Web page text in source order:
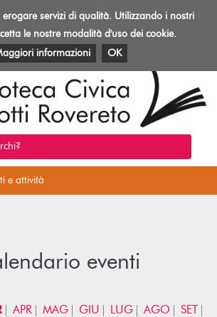
Toggle
PATRIMONIO E RISORSE
e attività
eventi
APR MAG GIU LUG AGO
SET
erogare servizi di qualità. Utilizzando i nostri
le nostre modalità d'uso dei cookie.
informazioni
OK